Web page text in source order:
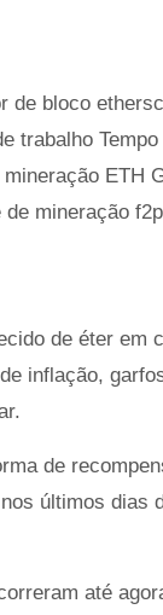
de bloco
trabalho
ETH
mineração
de éter em
inflação,
de
últimos dias
até